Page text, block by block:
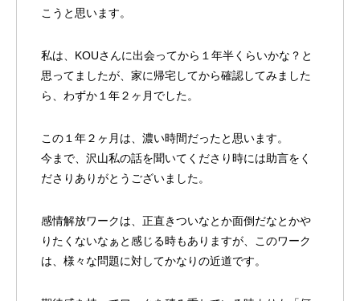
こうと思います。
私は、KOUさんに出会ってから１年半くらいかな？と
思ってましたが、家に帰宅してから確認してみました
ら、わずか１年２ヶ月でした。
この１年２ヶ月は、濃い時間だったと思います。
今まで、沢山私の話を聞いてくださり時には助言をく
ださりありがとうございました。
感情解放ワークは、正直きついなとか面倒だなとかや
りたくないなぁと感じる時もありますが、このワーク
は、様々な問題に対してかなりの近道です。